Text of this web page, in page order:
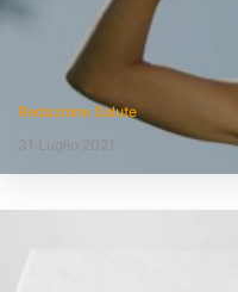
Redazione Salute
31 Luglio 2021